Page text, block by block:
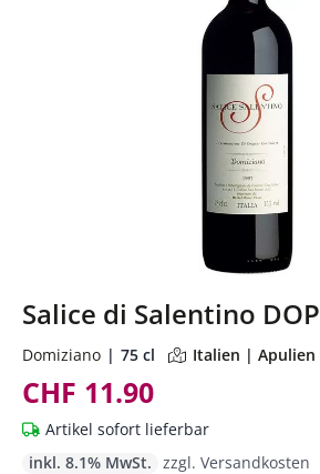
Salice di Salentino DOP
Domiziano 75 cl Italien | Apulien
CHF 11.90
Artikel sofort lieferbar
inkl. 8.1% MwSt. zzgl. Versandkosten